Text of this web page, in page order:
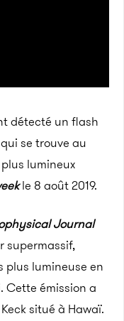
détecté un flash
se trouve au
lumineux
le 8 août 2019.
Journal
supermassif,
plus lumineuse en
Cette émission a
situé à Hawaï.